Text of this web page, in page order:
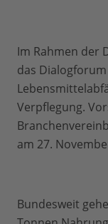
Im Rahmen der
das
Verpflegung.
am 27.
Bundesweit